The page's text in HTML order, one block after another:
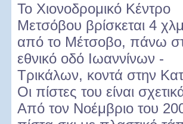
Το Χιονοδρομικό Κέντρο
Μετσόβου βρίσκεται 4
από το Μέτσοβο, πάνω
εθνικό οδό Ιωαννίνων -
Τρικάλων, κοντά στην
Οι πίστες του είναι
Από τον Νοέμβριο του